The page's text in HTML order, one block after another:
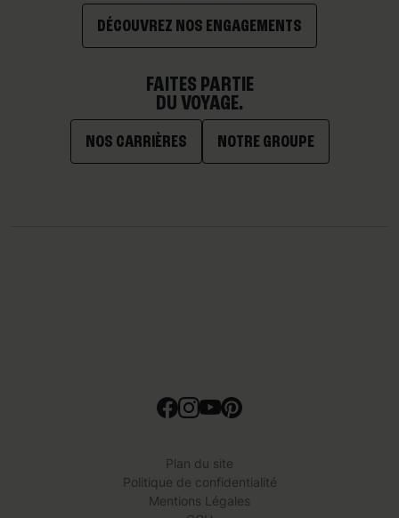
DÉCOUVREZ NOS ENGAGEMENTS
FAITES PARTIE
DU VOYAGE.
NOS CARRIÈRES NOTRE GROUPE
Plan du site
Politique de confidentialité
Mentions Légales